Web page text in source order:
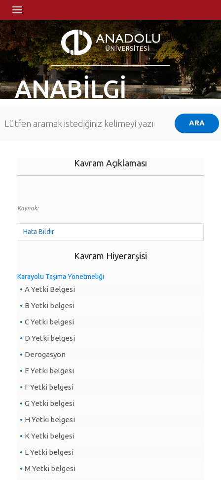
ANABİLGİ
Kavram Açıklaması
Kaynak:
Hata Bildir
Kavram Hiyerarşisi
Karayolu Taşıma Yönetmeliği
A Yetki Belgesi
B Yetki belgesi
C Yetki belgesi
D Yetki belgesi
Derogasyon
E Yetki belgesi
F Yetki belgesi
G Yetki belgesi
H Yetki belgesi
K Yetki belgesi
L Yetki belgesi
M Yetki belgesi